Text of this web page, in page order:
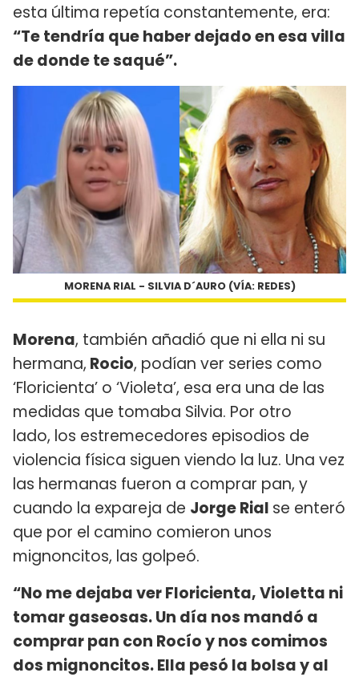
esta última repetía constantemente, era:
“Te tendría que haber dejado en esa villa
de donde te saqué”.
MORENA RIAL - SILVIA D´AURO (VÍA: REDES)
Morena, también añadió que ni ella ni su
hermana, Rocio, podían ver series como
‘Floricienta’ o ‘Violeta’, esa era una de las
medidas que tomaba Silvia. Por otro
lado, los estremecedores episodios de
violencia física siguen viendo la luz. Una vez
las hermanas fueron a comprar pan, y
cuando la expareja de Jorge Rial se enteró
que por el camino comieron unos
mignoncitos, las golpeó.
“No me dejaba ver Floricienta, Violetta ni
tomar gaseosas. Un día nos mandó a
comprar pan con Rocío y nos comimos
dos mignoncitos. Ella pesó la bolsa y al